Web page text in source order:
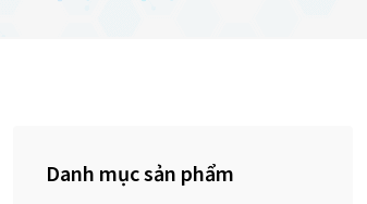
Danh mục sản phẩm